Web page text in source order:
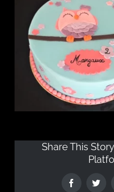
Share This